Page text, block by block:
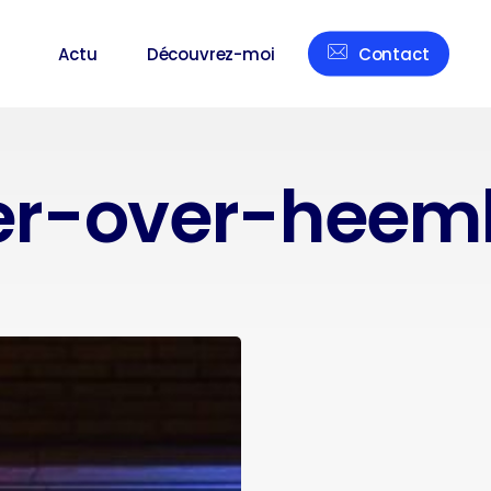
Actu Découvrez-moi Contact
over-